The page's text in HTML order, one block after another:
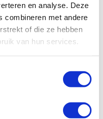
en analyse. Deze
combineren met andere
of die ze hebben
van hun services.